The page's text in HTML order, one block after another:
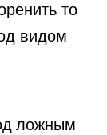
то
видом
ложным